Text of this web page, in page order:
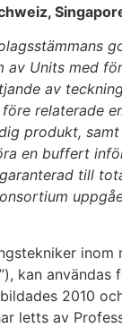
Units med
av
relaterade
produkt,
en buffert
till
kan
2010
letts av